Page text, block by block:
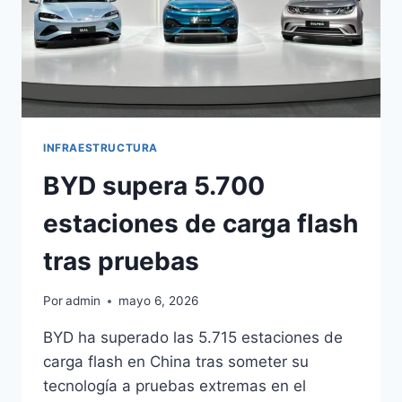
INFRAESTRUCTURA
BYD supera 5.700
estaciones de carga flash
tras pruebas
Poradmin mayo 6, 2026
BYD ha superado las 5.715 estaciones de
carga flash en China tras someter su
tecnología a pruebas extremas en el